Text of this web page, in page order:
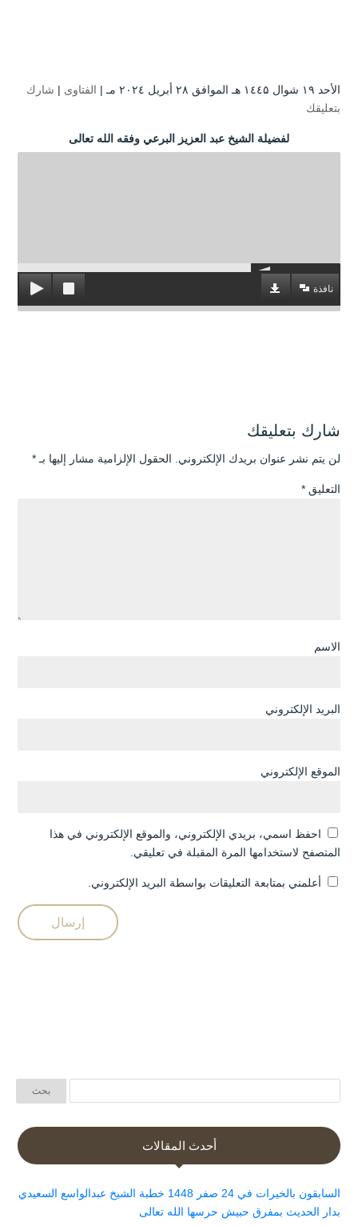
الأحد ۱۹ شوال ۱٤٤۵ هـ الموافق ۲۸ أبريل ۲۰۲٤ مـ | الفتاوى | شارك
بتعليقك
لفضيلة الشيخ عبد العزيز البرعي وفقه الله تعالى
نافذة
شارك بتعليقك
لن يتم نشر عنوان بريدك الإلكتروني. الحقول الإلزامية مشار إليها بـ *
التعليق *
الاسم
البريد الإلكتروني
الموقع الإلكتروني
احفظ اسمي، بريدي الإلكتروني، والموقع الإلكتروني في هذا
المتصفح لاستخدامها المرة المقبلة في تعليقي.
أعلمني بمتابعة التعليقات بواسطة البريد الإلكتروني.
أحدث المقالات
السابقون بالخيرات في 24 صفر 1448 خطبة الشيخ عبدالواسع السعيدي
بدار الحديث بمفرق حبيش حرسها الله تعالى